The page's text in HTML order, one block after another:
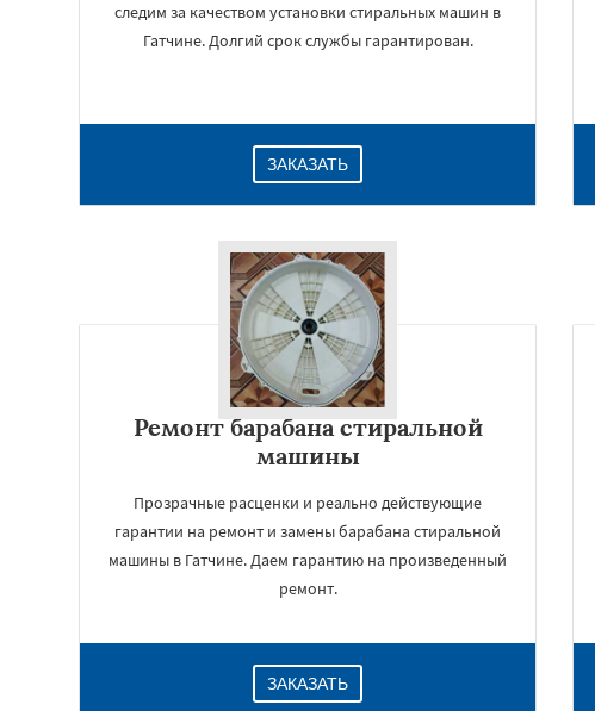
следим за качеством установки стиральных машин в
Гатчине. Долгий срок службы гарантирован.
ЗАКАЗАТЬ
Ремонт барабана стиральной
машины
Прозрачные расценки и реально действующие
гарантии на ремонт и замены барабана стиральной
машины в Гатчине. Даем гарантию на произведенный
ремонт.
ЗАКАЗАТЬ